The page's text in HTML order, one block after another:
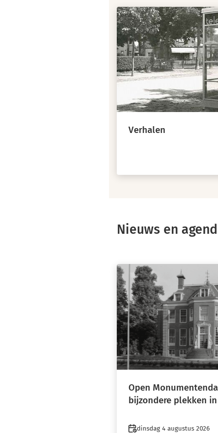
Verhalen
Nieuws en
Open
bijzondere plekken
Datum
dinsdag 4 augustus 2026